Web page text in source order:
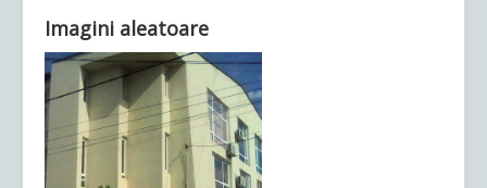
Ultimele articole: Vi, 04.11.2022 -
Județean Mehedinți
Imagini aleatoare